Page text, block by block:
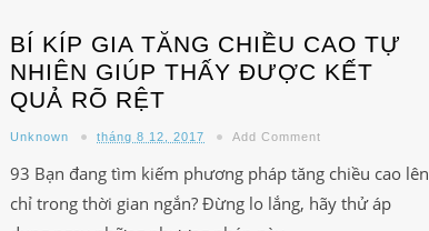
BÍ KÍP GIA TĂNG CHIỀU CAO TỰ
NHIÊN GIÚP THẤY ĐƯỢC KẾT
QUẢ RÕ RỆT
Unknown tháng 8 12, 2017 Add Comment
93 Bạn đang tìm kiếm phương pháp tăng chiều cao lên
chỉ trong thời gian ngắn? Đừng lo lắng, hãy thử áp